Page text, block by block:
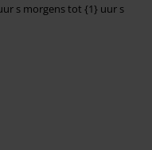
s morgens tot {1} uur s